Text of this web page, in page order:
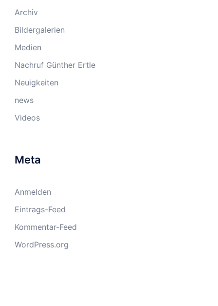
Archiv
Bildergalerien
Medien
Nachruf Günther Ertle
Neuigkeiten
news
Videos
Meta
Anmelden
Eintrags-Feed
Kommentar-Feed
WordPress.org